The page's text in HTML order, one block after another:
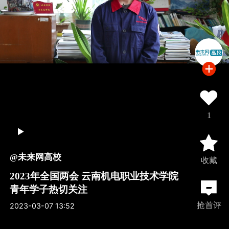
@未来网高校
2023年全国两会 云南机电职业技术学院
青年学子热切关注
2023-03-07 13:52
1
收藏
抢首评